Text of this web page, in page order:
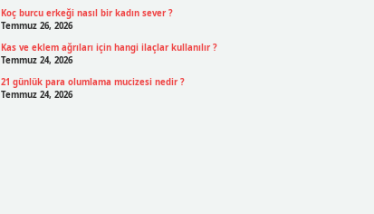
Koç burcu erkeği nasıl bir kadın sever ?
Temmuz 26, 2026
Kas ve eklem ağrıları için hangi ilaçlar kullanılır ?
Temmuz 24, 2026
21 günlük para olumlama mucizesi nedir ?
Temmuz 24, 2026